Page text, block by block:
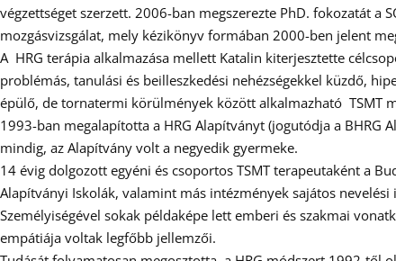
végzettséget szerzett. 2006-ban megszerezte PhD. fokozatát a
mozgásvizsgálat, mely kézikönyv formában 2000-ben jelent
A HRG terápia alkalmazása mellett Katalin kiterjesztette
problémás, tanulási és beilleszkedési nehézségekkel küzdő,
épülő, de tornatermi körülmények között alkalmazható TSMT
1993-ban megalapította a HRG Alapítványt (jogutódja a
mindig, az Alapítvány volt a negyedik gyermeke.
14 évig dolgozott egyéni és csoportos TSMT terapeutaként a
Alapítványi Iskolák, valamint más intézmények sajátos nevelési
Személyiségével sokak példaképe lett emberi és szakmai
empátiája voltak legfőbb jellemzői.